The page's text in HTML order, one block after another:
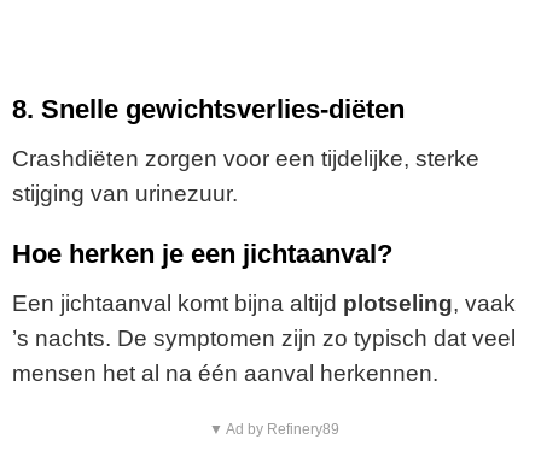
8. Snelle gewichtsverlies-diëten
Crashdiëten zorgen voor een tijdelijke, sterke
stijging van urinezuur.
Hoe herken je een jichtaanval?
Een jichtaanval komt bijna altijd plotseling, vaak
’s nachts. De symptomen zijn zo typisch dat veel
mensen het al na één aanval herkennen.
▼ Ad by Refinery89